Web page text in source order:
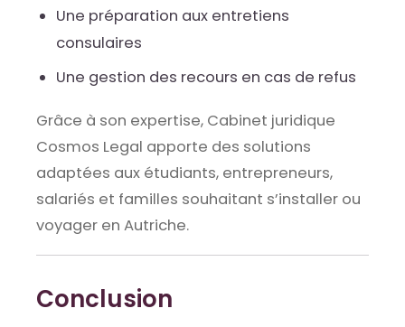
Une préparation aux entretiens
consulaires
Une gestion des recours en cas de refus
Grâce à son expertise, Cabinet juridique
Cosmos Legal apporte des solutions
adaptées aux étudiants, entrepreneurs,
salariés et familles souhaitant s’installer ou
voyager en Autriche.
Conclusion